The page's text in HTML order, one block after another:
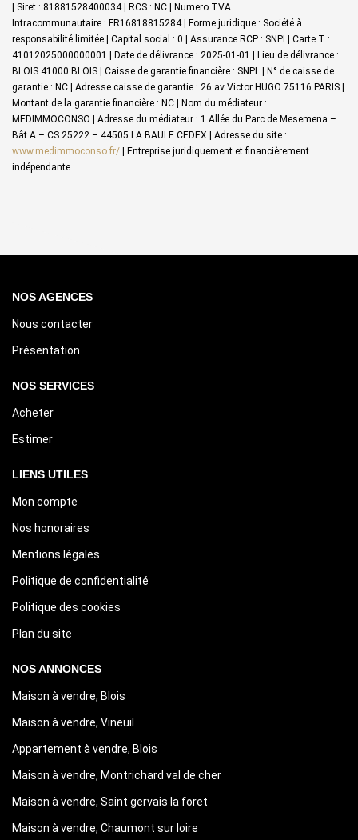
| Siret : 81881528400034 | RCS : NC | Numero TVA
Intracommunautaire : FR16818815284 | Forme juridique : Société à
responsabilité limitée | Capital social : 0 | Assurance RCP : SNPI | Carte T :
41012025000000001 | Date de délivrance : 2025-01-01 | Lieu de délivrance :
BLOIS 41000 BLOIS | Caisse de garantie financière : SNPI. | N° de caisse de
garantie : NC | Adresse caisse de garantie : 26 av Victor HUGO 75116 PARIS |
Montant de la garantie financière : NC | Nom du médiateur :
MEDIMMOCONSO | Adresse du médiateur : 1 Allée du Parc de Mesemena –
Bât A – CS 25222 – 44505 LA BAULE CEDEX | Adresse du site :
www.medimmoconso.fr/ | Entreprise juridiquement et financièrement
indépendante
NOS AGENCES
Nous contacter
Présentation
NOS SERVICES
Acheter
Estimer
LIENS UTILES
Mon compte
Nos honoraires
Mentions légales
Politique de confidentialité
Politique des cookies
Plan du site
NOS ANNONCES
Maison à vendre, Blois
Maison à vendre, Vineuil
Appartement à vendre, Blois
Maison à vendre, Montrichard val de cher
Maison à vendre, Saint gervais la foret
Maison à vendre, Chaumont sur loire